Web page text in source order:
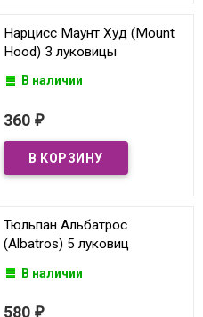
Нарцисс Маунт Худ (Mount
Hood) 3 луковицы
В наличии
360 ₽
Тюльпан Альбатрос
(Albatros) 5 луковиц
В наличии
580 ₽